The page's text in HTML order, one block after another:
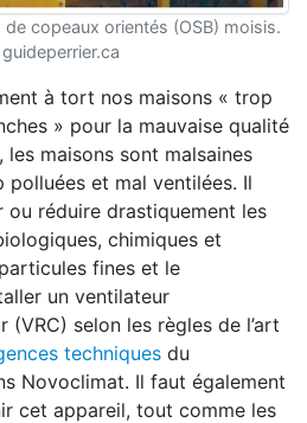
copeaux orientés (OSB) moisis.
à tort nos maisons « trop
» pour la mauvaise qualité
les maisons sont malsaines
polluées et mal ventilées. Il
réduire drastiquement les
chimiques et
fines et le
un ventilateur
(VRC) selon les règles de l’art
techniques du
Novoclimat. Il faut également
cet appareil, tout comme les